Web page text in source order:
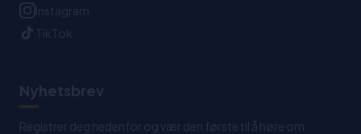
Instagram
TikTok
Nyhetsbrev
Registrer deg nedenfor og vær den første til å høre om